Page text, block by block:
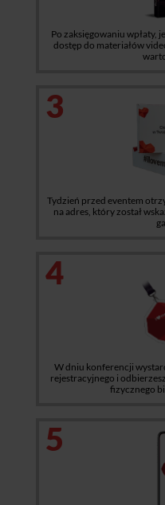
Po zaksięgowaniu wpłaty,
dostęp do materiałów
3
Tydzień przed eventem
na adres, który został
4
W dniu konferencji
rejestracyjnego i
fizycznego
5